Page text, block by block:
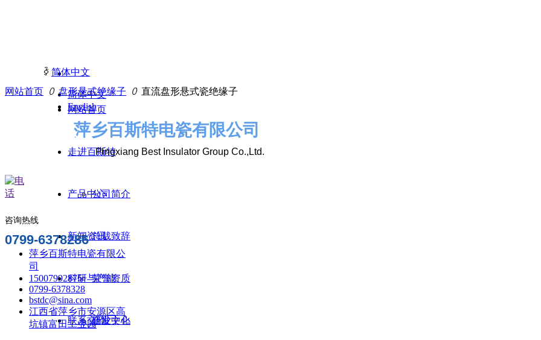
网站首页
走进百斯特
公司简介
总裁致辞
荣誉资质
企业文化
产品中心
新闻资讯
科研与产能
研发中心
联系交流
萍乡百斯特电瓷有限公司
Pingxiang Best Insulator Group Co.,Ltd.
ꀅ 简体中文
简体中文
English
网站首页 ꄲ 盘形悬式绝缘子 ꄲ 直流盘形悬式瓷绝缘子
产品中心
咨询热线
0799-6378286
萍乡百斯特电瓷有限公
司
15007992875
0799-6378328
bstdc@sina.com
江西省萍乡市安源区高
坑镇富田工业园